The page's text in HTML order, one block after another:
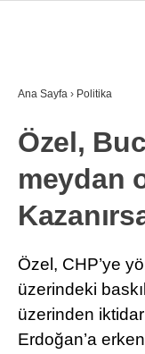
YEREL YÖNETIMLER
GÜNCEL
EKONOMI
POLITIKA
SAĞLIK
Ana Sayfa › Politika
Özel,
meydan
Özel, CHP’ye
üzerindeki
üzerinden
Erdoğan’a